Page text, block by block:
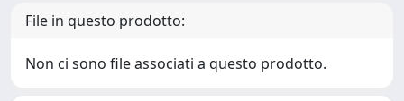
File in questo prodotto:
Non ci sono file associati a questo prodotto.